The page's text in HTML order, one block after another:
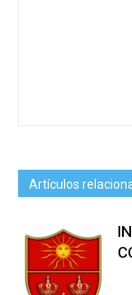
Artículos